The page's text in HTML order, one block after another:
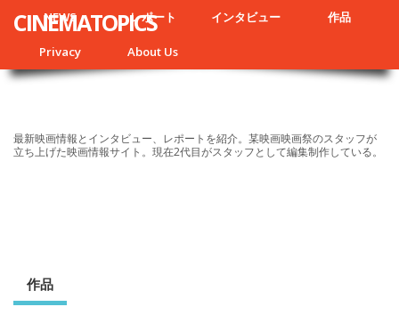
NEWS レポート インタビュー 作品
Privacy About Us
CINEMATOPICS
最新映画情報とインタビュー、レポートを紹介。某映画映画祭のスタッフが
立ち上げた映画情報サイト。現在2代目がスタッフとして編集制作している。
作品